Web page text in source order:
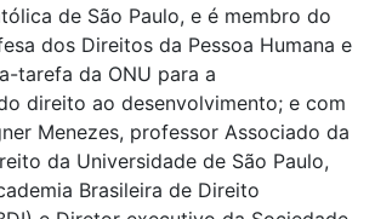
de São Paulo, e é membro do
dos Direitos da Pessoa Humana e
tarefa da ONU para a
direito ao desenvolvimento; e com
Menezes, professor Associado da
da Universidade de São Paulo,
Brasileira de Direito